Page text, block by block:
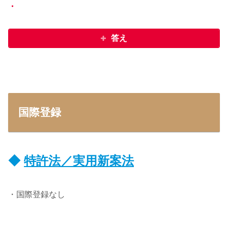
・
答え
国際登録
◆ 特許法／実用新案法
・国際登録なし